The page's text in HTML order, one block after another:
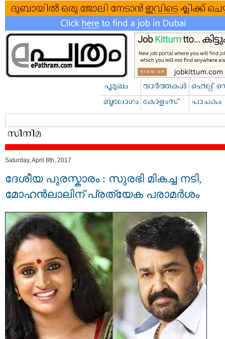
Saturday, April 8th, 2017
ദേശീയ പുരസ്കാരം : സുരഭി മികച്ച നടി,
മോഹന്‍ലാലിന് പ്രത്യേക പരാമര്‍ശം